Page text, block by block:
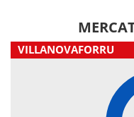
VILLANOVAFORRU